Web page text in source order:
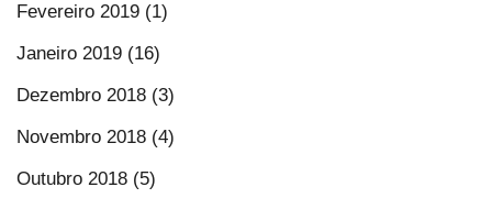
Fevereiro 2019 (1)
Janeiro 2019 (16)
Dezembro 2018 (3)
Novembro 2018 (4)
Outubro 2018 (5)